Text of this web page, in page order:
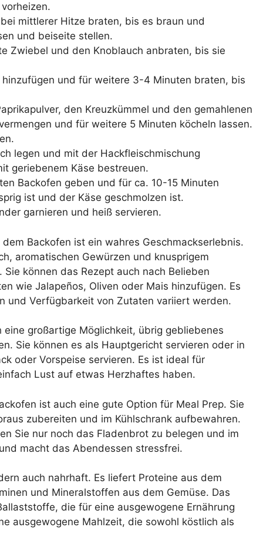
mittlerer Hitze braten, bis es braun und
und beiseite stellen.
Zwiebel und den Knoblauch anbraten, bis sie
und für weitere 3-4 Minuten braten, bis
den Kreuzkümmel und den gemahlenen
und für weitere 5 Minuten köcheln lassen.
legen und mit der Hackfleischmischung
geriebenem Käse bestreuen.
Backofen geben und für ca. 10-15 Minuten
ist und der Käse geschmolzen ist.
garnieren und heiß servieren.
Backofen ist ein wahres Geschmackserlebnis.
aromatischen Gewürzen und knusprigem
können das Rezept auch nach Belieben
wie Jalapeños, Oliven oder Mais hinzufügen. Es
und Verfügbarkeit von Zutaten variiert werden.
großartige Möglichkeit, übrig gebliebenes
Sie können es als Hauptgericht servieren oder in
oder Vorspeise servieren. Es ist ideal für
Lust auf etwas Herzhaftes haben.
ist auch eine gute Option für Meal Prep. Sie
zubereiten und im Kühlschrank aufbewahren.
Sie nur noch das Fladenbrot zu belegen und im
macht das Abendessen stressfrei.
auch nahrhaft. Es liefert Proteine aus dem
und Mineralstoffen aus dem Gemüse. Das
die für eine ausgewogene Ernährung
ausgewogene Mahlzeit, die sowohl köstlich als